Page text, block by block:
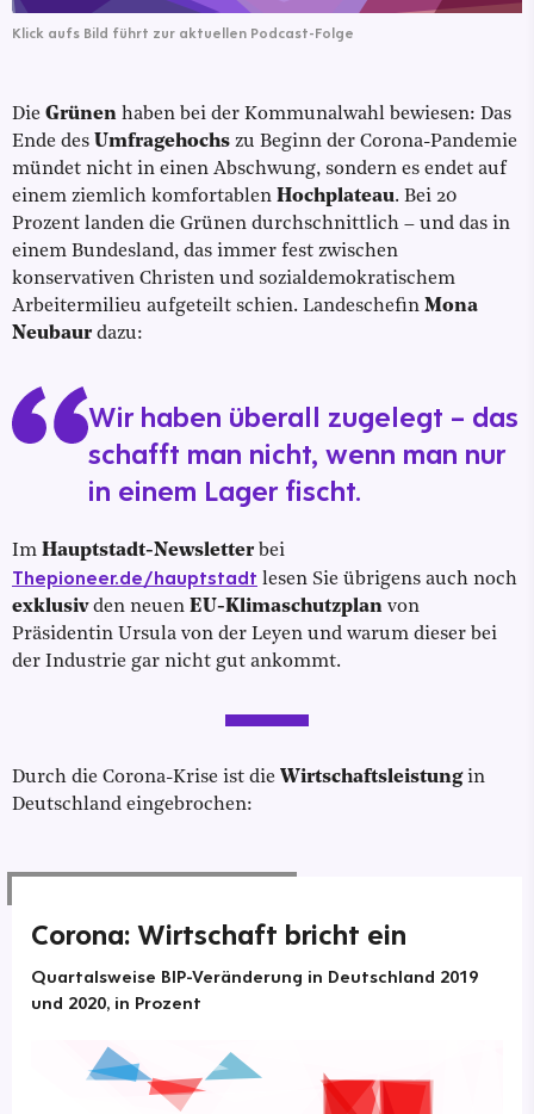
Klick aufs Bild führt zur aktuellen Podcast-Folge
Die Grünen haben bei der Kommunalwahl bewiesen: Das
Ende des Umfragehochs zu Beginn der Corona-Pandemie
mündet nicht in einen Abschwung, sondern es endet auf
einem ziemlich komfortablen Hochplateau. Bei 20
Prozent landen die Grünen durchschnittlich – und das in
einem Bundesland, das immer fest zwischen
konservativen Christen und sozialdemokratischem
Arbeitermilieu aufgeteilt schien. Landeschefin Mona
Neubaurdazu:
Wir haben überall zugelegt – das
schafft man nicht, wenn man nur
in einem Lager fischt.
Im Hauptstadt-Newsletterbei
Thepioneer.de/hauptstadt lesen Sie übrigens auch noch
exklusivden neuen EU-Klimaschutzplan von
Präsidentin Ursula von der Leyen und warum dieser bei
der Industrie gar nicht gut ankommt.
Durch die Corona-Krise ist die Wirtschaftsleistungin
Deutschland eingebrochen:
Corona: Wirtschaft bricht ein
Quartalsweise BIP-Veränderung in Deutschland 2019
und 2020, in Prozent